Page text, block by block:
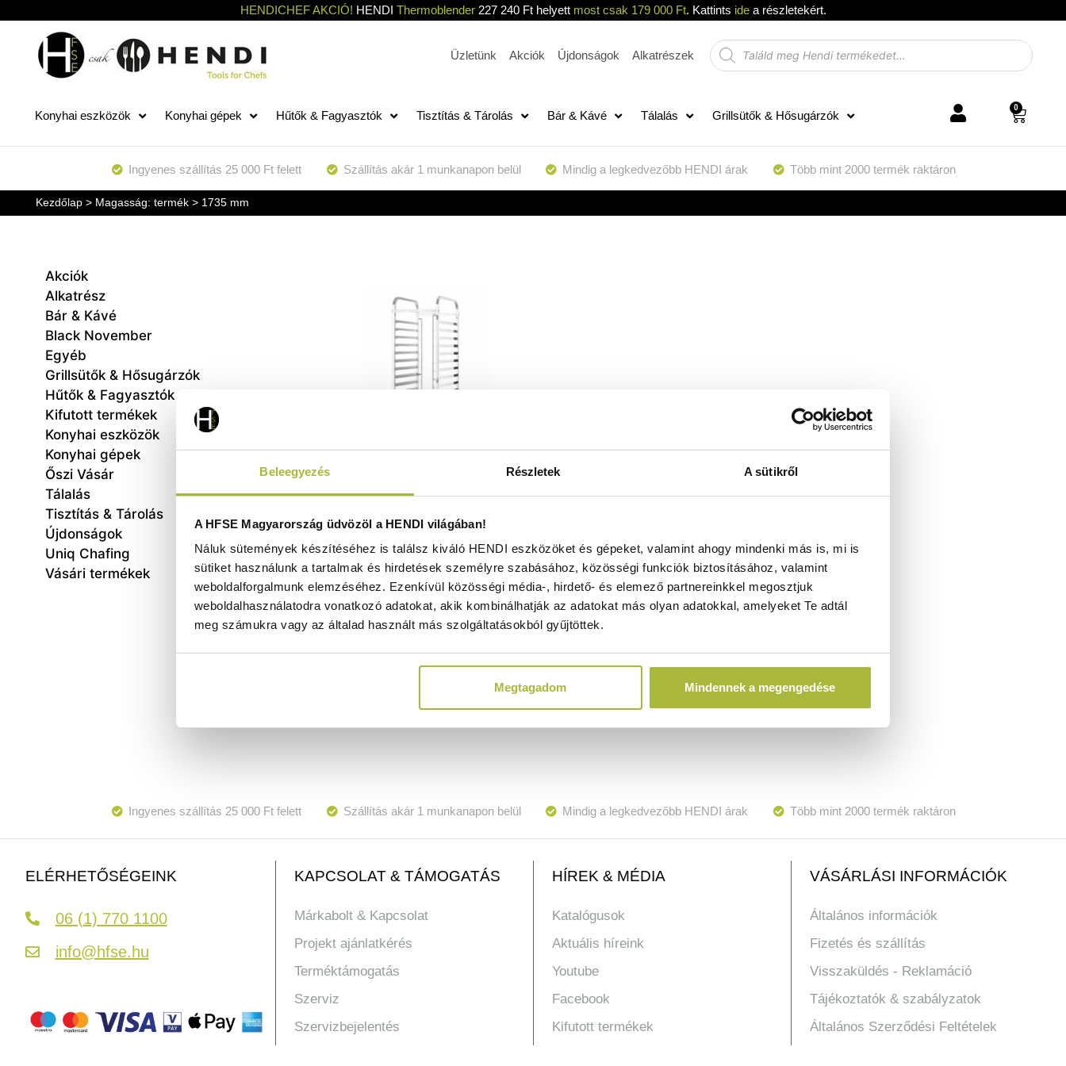
Beleegyezés Részletek A sütikről
A HFSE Magyarország üdvözöl a HENDI világában!
Náluk sütemények készítéséhez is találsz kiváló HENDI eszközöket és gépeket, valamint ahogy mindenki más is, mi is
sütiket használunk a tartalmak és hirdetések személyre szabásához, közösségi funkciók biztosításához, valamint
weboldalforgalmunk elemzéséhez. Ezenkívül közösségi média-, hirdető- és elemező partnereinkkel megosztjuk
weboldalhasználatodra vonatkozó adatokat, akik kombinálhatják az adatokat más olyan adatokkal, amelyeket Te adtál
meg számukra vagy az általad használt más szolgáltatásokból gyűjtöttek.
Megtagadom Mindennek a megengedése
HENDICHEF AKCIÓ! HENDI Thermoblender227 240 Ft helyett most csak 179 000 Ft. Kattints idea részletekért.
Üzletünk Akciók Újdonságok Alkatrészek
Konyhai eszközök Konyhai gépek Hűtők & Fagyasztók Tisztítás & Tárolás Bár & Kávé Tálalás Grillsütők & Hősugárzók
0
Ingyenes szállítás 25 000 Ft felett Szállítás akár 1 munkanapon belül Mindig a legkedvezőbb HENDI árak Több mint 2000 termék raktáron
Kezdőlap> Magasság: termék > 1735 mm
Akciók
Alkatrész
Bár & Kávé
Black November
Egyéb
Grillsütők & Hősugárzók
Hűtők & Fagyasztók
Kifutott termékek
Konyhai eszközök
Konyhai gépek
Őszi Vásár
Tálalás
Tisztítás & Tárolás
Újdonságok
Uniq Chafing
Vásári termékek
Regálkocsi – 15 x 600 x 400 mm –
Kitchen Line – Ezüst –
470x620x(H)1735mm - HENDI 813287
Raktáron
60.496Ft+ ÁFA)
Ingyenes szállítás 25 000 Ft felett Szállítás akár 1 munkanapon belül Mindig a legkedvezőbb HENDI árak Több mint 2000 termék raktáron
ELÉRHETŐSÉGEINK
06 (1) 770 1100
info@hfse.hu
KAPCSOLAT & TÁMOGATÁS
Márkabolt & Kapcsolat
Projekt ajánlatkérés
Terméktámogatás
Szerviz
Szervizbejelentés
HÍREK & MÉDIA
Katalógusok
Aktuális híreink
Youtube
Facebook
Kifutott termékek
VÁSÁRLÁSI INFORMÁCIÓK
Általános információk
Fizetés és szállítás
Visszaküldés - Reklamáció
Tájékoztatók & szabályzatok
Általános Szerződési Feltételek